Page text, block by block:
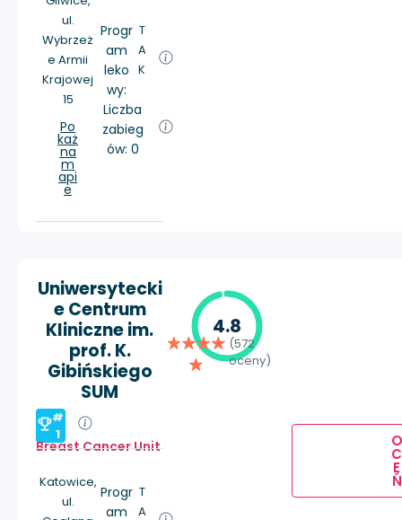
ul.
Wybrzeż
e Armii
Krajowej
15
Po
każ
na
m
api
e
Progr
am
leko
wy:
T
A
K
Liczba
zabieg
ów: 0
Uniwersytecki
e Centrum
Kliniczne im.
prof. K.
Gibińskiego
SUM
#
1
Breast Cancer Unit
Katowice,
ul.
Progr
am
T
A
4.8
(572
oceny)
O
C
E
Ń